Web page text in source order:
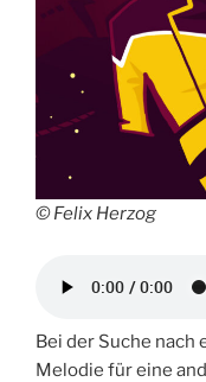
© Felix Herzog
Bei der Suche nach
Melodie für eine